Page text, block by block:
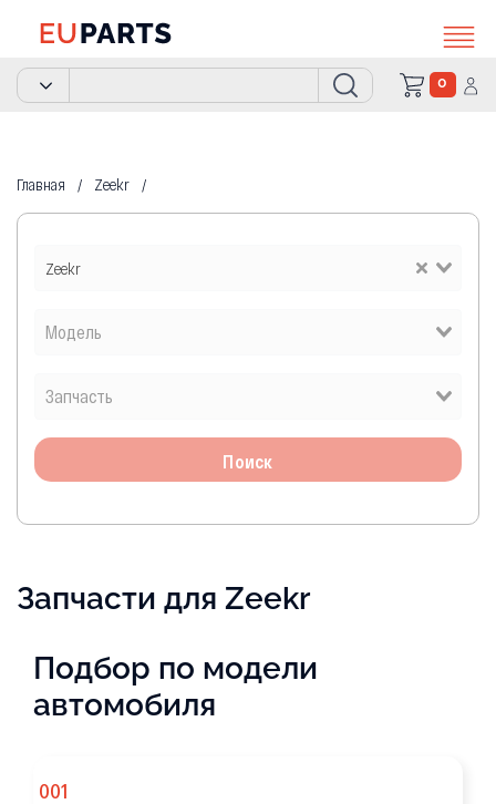
0
Главная Zeekr
Zeekr
Поиск
Запчасти для Zeekr
Подбор по модели
автомобиля
001